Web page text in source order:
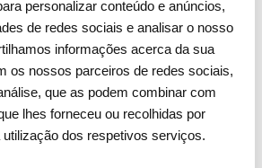
personalizar conteúdo e anúncios,
de redes sociais e analisar o nosso
informações acerca da sua
os nossos parceiros de redes sociais,
que as podem combinar com
lhes forneceu ou recolhidas por
dos respetivos serviços.
Institucional